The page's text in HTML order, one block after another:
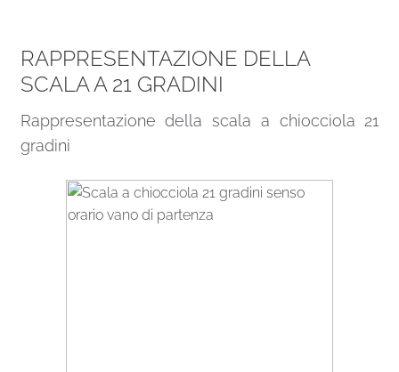
RAPPRESENTAZIONE DELLA
SCALA A 21 GRADINI
Rappresentazione della scala a chiocciola 21
gradini